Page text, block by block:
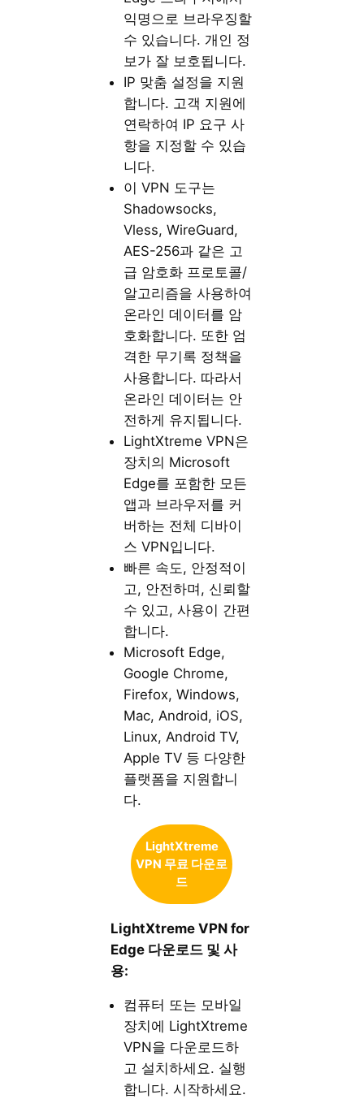
익명으로 브라우징할
수 있습니다. 개인 정
보가 잘 보호됩니다.
IP 맞춤 설정을 지원
합니다. 고객 지원에
연락하여 IP 요구 사
항을 지정할 수 있습
니다.
이 VPN 도구는
Shadowsocks,
Vless, WireGuard,
AES-256과 같은 고
급 암호화 프로토콜/
알고리즘을 사용하여
온라인 데이터를 암
호화합니다. 또한 엄
격한 무기록 정책을
사용합니다. 따라서
온라인 데이터는 안
전하게 유지됩니다.
LightXtreme VPN은
장치의 Microsoft
Edge를 포함한 모든
앱과 브라우저를 커
버하는 전체 디바이
스 VPN입니다.
빠른 속도, 안정적이
고, 안전하며, 신뢰할
수 있고, 사용이 간편
합니다.
Microsoft Edge,
Google Chrome,
Firefox, Windows,
Mac, Android, iOS,
Linux, Android TV,
Apple TV 등 다양한
플랫폼을 지원합니
다.
LightXtreme
VPN 무료 다운로
드
LightXtreme VPN for
Edge 다운로드 및 사
용:
컴퓨터 또는 모바일
장치에 LightXtreme
VPN을 다운로드하
고 설치하세요. 실행
합니다. 시작하세요.